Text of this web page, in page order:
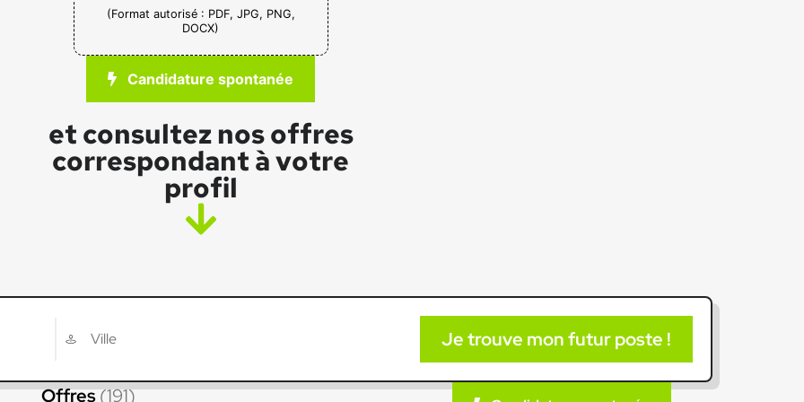
(Format autorisé : PDF, JPG, PNG,
DOCX)
Candidature spontanée
et consultez nos offres
correspondant à votre
profil
Offres(191)